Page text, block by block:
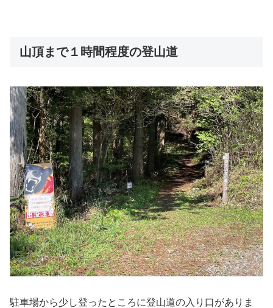
山頂まで１時間程度の登山道
駐車場から少し登ったところに登山道の入り口がありま